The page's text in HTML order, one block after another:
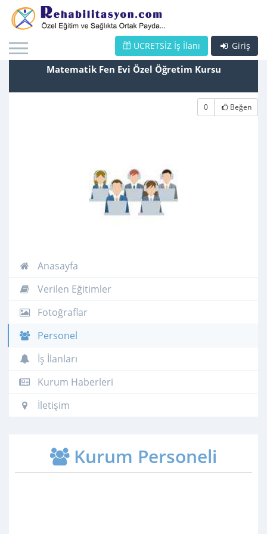
Giriş
ÜCRETSİZ İş İlanı
Matematik Fen Evi Özel Öğretim Kursu
0 Beğen
Anasayfa
Verilen Eğitimler
Fotoğraflar
Personel
İş İlanları
Kurum Haberleri
İletişim
Kurum Personeli